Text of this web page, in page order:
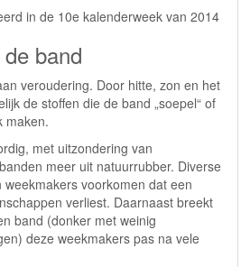
in de 10e kalenderweek van 2014
band
veroudering. Door hitte, zon en het
de stoffen die de band „soepel“ of
maken.
met uitzondering van
meer uit natuurrubber. Diverse
voorkomen dat een
verliest. Daarnaast breekt
band (donker met weinig
deze weekmakers pas na vele